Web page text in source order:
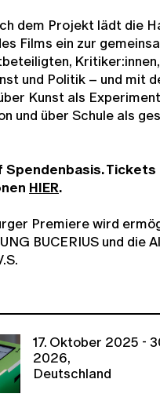
dem Projekt lädt die
Films ein zur
und Politik – und mit
Kunst als
und über Schule als
HIER.
Premiere wird
BUCERIUS und die
17. Oktober 2025 -
2026,
Deutschland